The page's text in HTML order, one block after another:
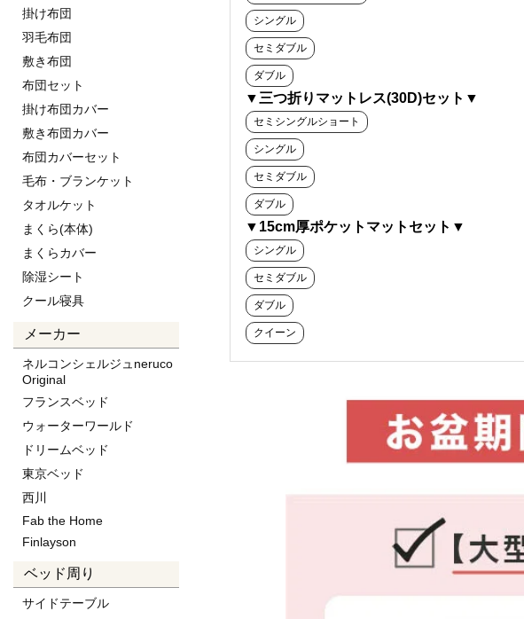
掛け布団
羽毛布団
敷き布団
布団セット
掛け布団カバー
敷き布団カバー
布団カバーセット
毛布・ブランケット
タオルケット
まくら(本体)
まくらカバー
除湿シート
クール寝具
メーカー
ネルコンシェルジュneruco
Original
フランスベッド
ウォーターワールド
ドリームベッド
東京ベッド
西川
Fab the Home
Finlayson
ベッド周り
サイドテーブル
シングル
セミダブル
ダブル
▼三つ折りマットレス(30D)セット▼
セミシングルショート
シングル
セミダブル
ダブル
▼15cm厚ポケットマットセット▼
シングル
セミダブル
ダブル
クイーン